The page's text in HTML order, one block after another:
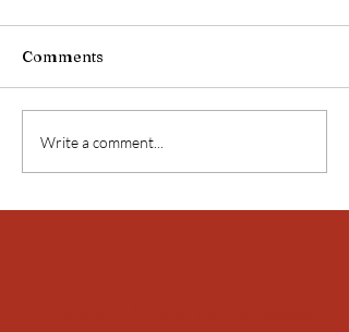
Birmanie !
Comments
Write a comment...